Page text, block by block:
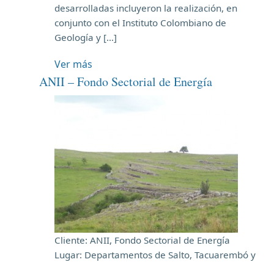
desarrolladas incluyeron la realización, en
conjunto con el Instituto Colombiano de
Geología y […]
Ver más
ANII – Fondo Sectorial de Energía
Cliente: ANII, Fondo Sectorial de Energía
Lugar: Departamentos de Salto, Tacuarembó y